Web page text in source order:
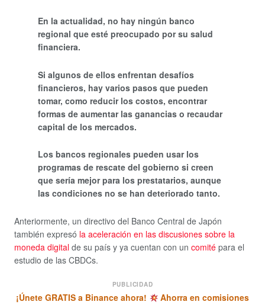
En la actualidad, no hay ningún banco
regional que esté preocupado por su salud
financiera.
Si algunos de ellos enfrentan desafíos
financieros, hay varios pasos que pueden
tomar, como reducir los costos, encontrar
formas de aumentar las ganancias o recaudar
capital de los mercados.
Los bancos regionales pueden usar los
programas de rescate del gobierno si creen
que sería mejor para los prestatarios, aunque
las condiciones no se han deteriorado tanto.
Anteriormente, un directivo del Banco Central de Japón
también expresó la aceleración en las discusiones sobre la
moneda digital de su país y ya cuentan con un comité para el
estudio de las CBDCs.
PUBLICIDAD
¡Únete GRATIS a Binance ahora!
Ahorra en comisiones